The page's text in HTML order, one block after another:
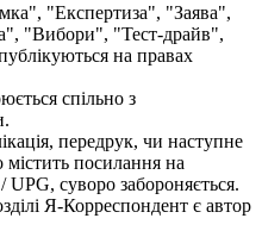
"Експертиза", "Заява",
"Вибори", "Тест-драйв",
на правах
спільно з
передрук, чи наступне
посилання на
суворо забороняється.
Я-Корреспондент є автор